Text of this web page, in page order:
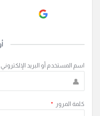
اسم المستخدم أو البريد الإلكتروني
كلمة المرور *